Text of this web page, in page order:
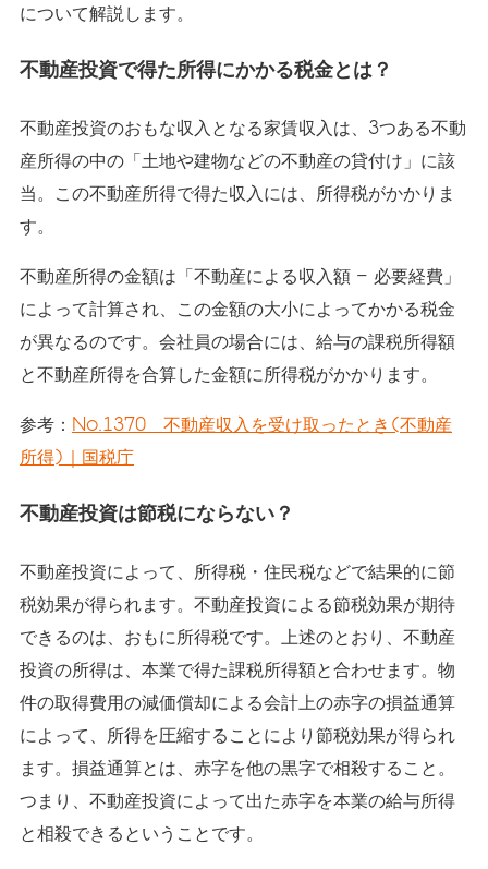
について解説します。
不動産投資で得た所得にかかる税金とは？
不動産投資のおもな収入となる家賃収入は、3つある不動
産所得の中の「土地や建物などの不動産の貸付け」に該
当。この不動産所得で得た収入には、所得税がかかりま
す。
不動産所得の金額は「不動産による収入額 − 必要経費」
によって計算され、この金額の大小によってかかる税金
が異なるのです。会社員の場合には、給与の課税所得額
と不動産所得を合算した金額に所得税がかかります。
参考： No.1370 不動産収入を受け取ったとき(不動産
所得)｜国税庁
不動産投資は節税にならない？
不動産投資によって、所得税・住民税などで結果的に節
税効果が得られます。不動産投資による節税効果が期待
できるのは、おもに所得税です。上述のとおり、不動産
投資の所得は、本業で得た課税所得額と合わせます。物
件の取得費用の減価償却による会計上の赤字の損益通算
によって、所得を圧縮することにより節税効果が得られ
ます。損益通算とは、赤字を他の黒字で相殺すること。
つまり、不動産投資によって出た赤字を本業の給与所得
と相殺できるということです。